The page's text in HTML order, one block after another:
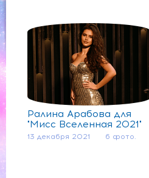
Ралина Арабова для
"Мисс Вселенная 2021"
13 декабря 2021 6 фото.